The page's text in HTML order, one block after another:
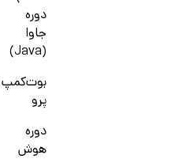
دوره
جاوا
(Java)
بوت‌کمپ
پرو
دوره
هوش